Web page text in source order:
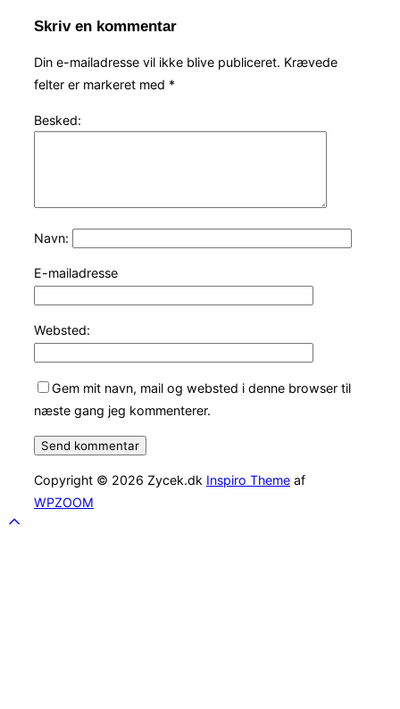
Skriv en kommentar
Din e-mailadresse vil ikke blive publiceret. Krævede
felter er markeret med *
Besked:
Navn:
E-mailadresse
Websted:
Gem mit navn, mail og websted i denne browser til
næste gang jeg kommenterer.
Copyright © 2026 Zycek.dk Inspiro Theme af
WPZOOM